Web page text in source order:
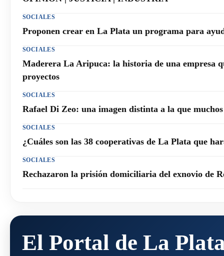
SOCIALES
Proponen crear en La Plata un programa para
SOCIALES
Maderera La Aripuca: la historia de una empresa
proyectos
SOCIALES
Rafael Di Zeo: una imagen distinta a la que
SOCIALES
¿Cuáles son las 38 cooperativas de La Plata que
SOCIALES
Rechazaron la prisión domiciliaria del exnovio de
El Portal de La